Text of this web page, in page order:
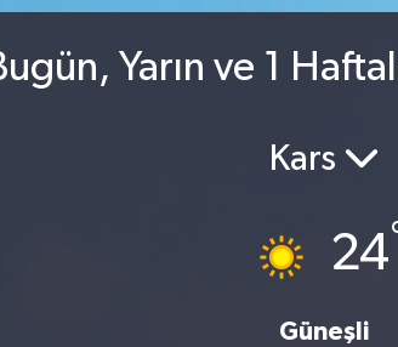
Yarın ve 1
Kars
24
Güneşli